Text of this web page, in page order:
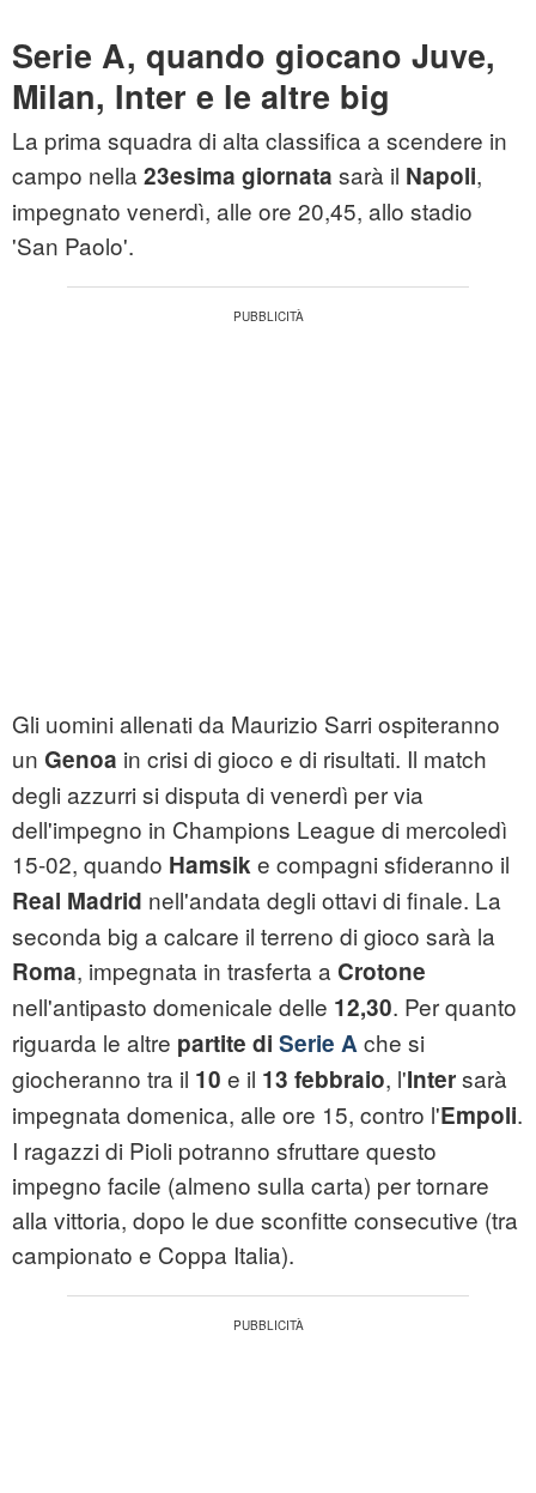
Serie A, quando giocano Juve,
Milan, Inter e le altre big
La prima squadra di alta classifica a scendere in
campo nella 23esima giornata sarà il Napoli,
impegnato venerdì, alle ore 20,45, allo stadio
'San Paolo'.
Gli uomini allenati da Maurizio Sarri ospiteranno
un Genoa in crisi di gioco e di risultati. Il match
degli azzurri si disputa di venerdì per via
dell'impegno in Champions League di mercoledì
15-02, quando Hamsike compagni sfideranno il
Real Madrid nell'andata degli ottavi di finale. La
seconda big a calcare il terreno di gioco sarà la
Roma, impegnata in trasferta a Crotone
nell'antipasto domenicale delle 12,30. Per quanto
riguarda le altre partite di Serie Ache si
giocheranno tra il 10 e il 13 febbraio, l'Intersarà
impegnata domenica, alle ore 15, contro l'Empoli.
I ragazzi di Pioli potranno sfruttare questo
impegno facile (almeno sulla carta) per tornare
alla vittoria, dopo le due sconfitte consecutive (tra
campionato e Coppa Italia).